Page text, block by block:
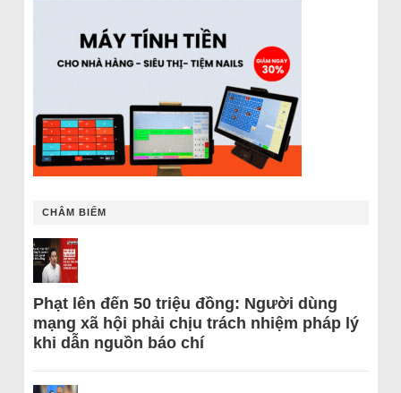
CHÂM BIẾM
Phạt lên đến 50 triệu đồng: Người dùng
mạng xã hội phải chịu trách nhiệm pháp lý
khi dẫn nguồn báo chí